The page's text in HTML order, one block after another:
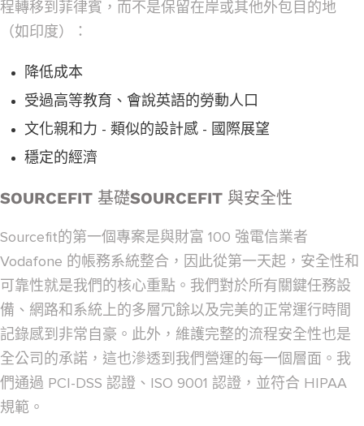
程轉移到菲律賓，而不是保留在岸或其他外包目的地
（如印度）：
降低成本
受過高等教育、會說英語的勞動人口
文化親和力 - 類似的設計感 - 國際展望
穩定的經濟
SOURCEFIT 基礎SOURCEFIT 與安全性
Sourcefit的第一個專案是與財富 100 強電信業者
Vodafone 的帳務系統整合，因此從第一天起，安全性和
可靠性就是我們的核心重點。我們對於所有關鍵任務設
備、網路和系統上的多層冗餘以及完美的正常運行時間
記錄感到非常自豪。此外，維護完整的流程安全性也是
全公司的承諾，這也滲透到我們營運的每一個層面。我
們通過 PCI-DSS 認證、ISO 9001 認證，並符合 HIPAA
規範。